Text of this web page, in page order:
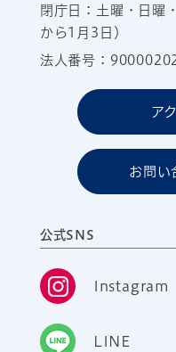
閉庁日：土曜・日曜
から1月3日）
法人番号：
ア
お問い
公式SNS
Instagram
LINE